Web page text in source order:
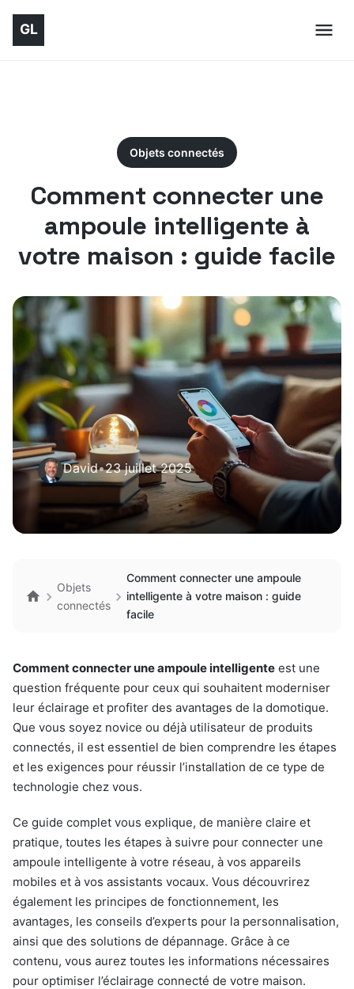
Objets connectés
Comment connecter une
ampoule intelligente à
votre maison : guide facile
David•23 juillet 2025
Objets
connectés
Comment connecter une ampoule
intelligente à votre maison : guide
facile
Comment connecter une ampoule intelligente est une
question fréquente pour ceux qui souhaitent moderniser
leur éclairage et profiter des avantages de la domotique.
Que vous soyez novice ou déjà utilisateur de produits
connectés, il est essentiel de bien comprendre les étapes
et les exigences pour réussir l’installation de ce type de
technologie chez vous.
Ce guide complet vous explique, de manière claire et
pratique, toutes les étapes à suivre pour connecter une
ampoule intelligente à votre réseau, à vos appareils
mobiles et à vos assistants vocaux. Vous découvrirez
également les principes de fonctionnement, les
avantages, les conseils d’experts pour la personnalisation,
ainsi que des solutions de dépannage. Grâce à ce
contenu, vous aurez toutes les informations nécessaires
pour optimiser l’éclairage connecté de votre maison.